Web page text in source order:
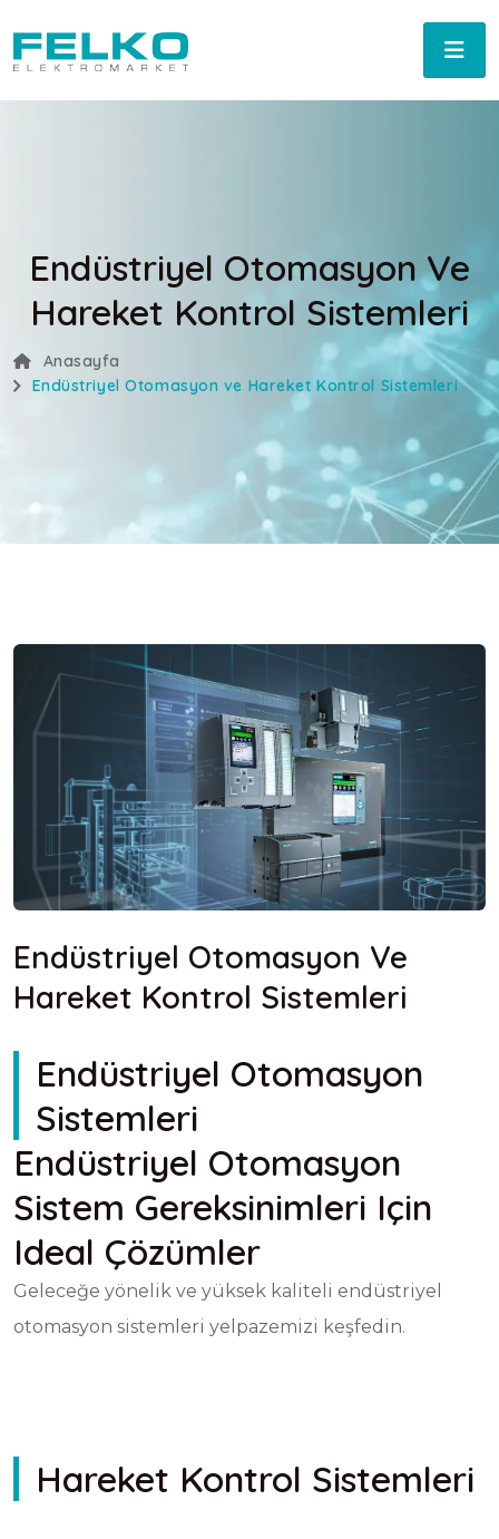
Endüstriyel Otomasyon Ve
Hareket Kontrol Sistemleri
Anasayfa
Endüstriyel Otomasyon ve Hareket Kontrol Sistemleri
Endüstriyel Otomasyon Ve
Hareket Kontrol Sistemleri
Endüstriyel Otomasyon
Sistemleri
Endüstriyel Otomasyon
Sistem Gereksinimleri Için
Ideal Çözümler
Geleceğe yönelik ve yüksek kaliteli endüstriyel
otomasyon sistemleri yelpazemizi keşfedin.
Hareket Kontrol Sistemleri